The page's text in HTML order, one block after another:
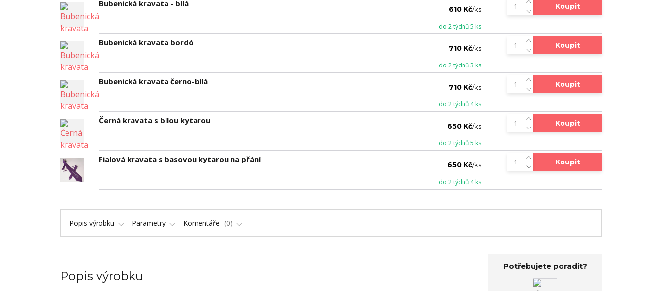
Bubenická kravata - bílá
610 Kč/ks
do 2 týdnů 5 ks
Koupit
Bubenická kravata bordó
710 Kč/ks
do 2 týdnů 3 ks
Koupit
Bubenická kravata černo-bílá
710 Kč/ks
do 2 týdnů 4 ks
Koupit
Černá kravata s bílou kytarou
650 Kč/ks
do 2 týdnů 5 ks
Koupit
Fialová kravata s basovou kytarou na přání
650 Kč/ks
do 2 týdnů 4 ks
Koupit
Popis výrobku Parametry Komentáře 0
Popis výrobku
Potřebujete poradit?